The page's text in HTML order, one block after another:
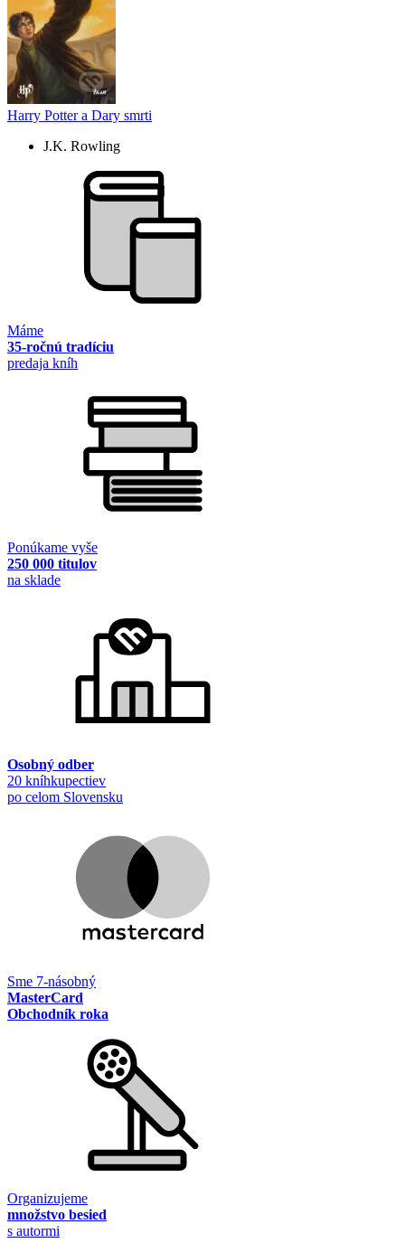
Harry Potter a Dary smrti
J.K. Rowling
Máme
35-ročnú tradíciu
predaja kníh
Ponúkame vyše
250 000 titulov
na sklade
Osobný odber
20 kníhkupectiev
po celom Slovensku
Sme 7-násobný
MasterCard
Obchodník roka
Organizujeme
množstvo besied
s autormi